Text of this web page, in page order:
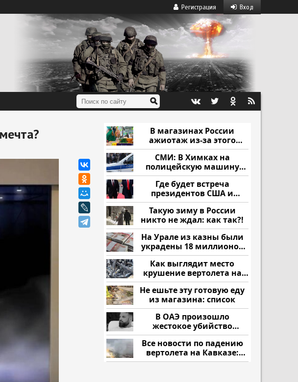
Вход
Регистрация
В магазинах России
ажиотаж из-за этого
продукта: что купить?
СМИ: В Химках на
полицейскую машину
напали и подожгли.
Где будет встреча
президентов США и
России: Европа?
Такую зиму в России
никто не ждал: как так?!
На Урале из казны были
украдены 18 миллионов
рублей
Как выглядит место
крушение вертолета на
Кавказе: смотреть
Не ешьте эту готовую еду
из магазина: список
В ОАЭ произошло
жестокое убийство
криптомиллионера
Все новости по падению
вертолета на Кавказе:
читать здесь